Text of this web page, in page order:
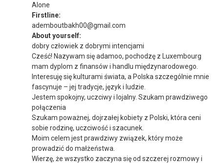
Alone
Firstline:
ademboutbakh00@gmail.com
About yourself:
dobry człowiek z dobrymi intencjami
Cześć! Nazywam się adamoo, pochodzę z Luxembourg
mam dyplom z finansów i handlu międzynarodowego.
Interesuję się kulturami świata, a Polska szczególnie mnie
fascynuje – jej tradycje, język i ludzie.
Jestem spokojny, uczciwy i lojalny. Szukam prawdziwego
połączenia
Szukam poważnej, dojrzałej kobiety z Polski, która ceni
sobie rodzinę, uczciwość i szacunek.
Moim celem jest prawdziwy związek, który może
prowadzić do małżeństwa.
Wierzę, że wszystko zaczyna się od szczerej rozmowy i